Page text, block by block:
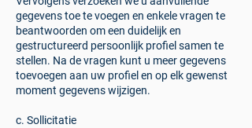
gegevens toe te voegen en enkele vragen te
beantwoorden om een duidelijk en
gestructureerd persoonlijk profiel samen te
stellen. Na de vragen kunt u meer gegevens
toevoegen aan uw profiel en op elk gewenst
moment gegevens wijzigen.
c. Sollicitatie